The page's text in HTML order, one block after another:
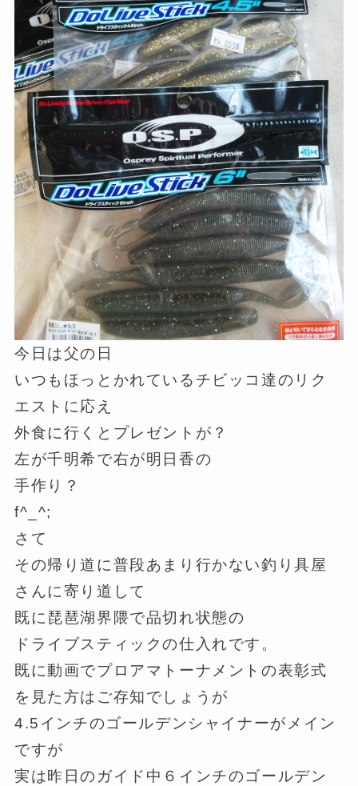
今日は父の日
いつもほっとかれているチビッコ達のリク
エストに応え
外食に行くとプレゼントが？
左が千明希で右が明日香の
手作り？
f^_^;
さて
その帰り道に普段あまり行かない釣り具屋
さんに寄り道して
既に琵琶湖界隈で品切れ状態の
ドライブスティックの仕入れです。
既に動画でプロアマトーナメントの表彰式
を見た方はご存知でしょうが
4.5インチのゴールデンシャイナーがメイン
ですが
実は昨日のガイド中６インチのゴールデン